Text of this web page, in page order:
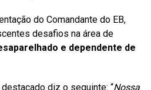
do Comandante do EB,
desafios na área de
e dependente de
diz o seguinte: “Nossa